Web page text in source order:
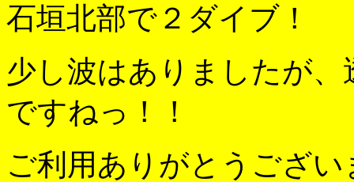
石垣北部で２ダイブ！
少し波はありましたが
ですねっ！！
ご利用ありがとうござい